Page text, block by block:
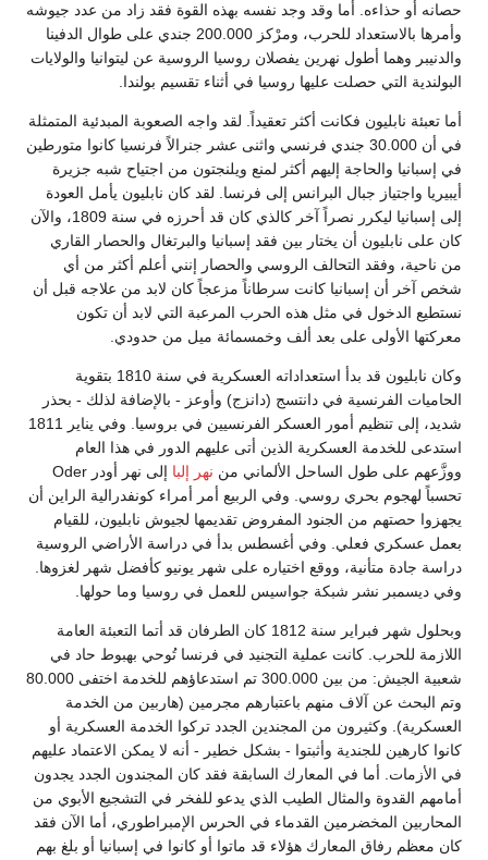
حصانه أو حذاءه. أما وقد وجد نفسه بهذه القوة فقد زاد من عدد جيوشه
وأمرها بالاستعداد للحرب، ومرْكز 200.000 جندي على طوال الدفينا
والدنيبر وهما أطول نهرين يفصلان روسيا الروسية عن ليتوانيا والولايات
البولندية التي حصلت عليها روسيا في أثناء تقسيم بولندا.
أما تعبئة نابليون فكانت أكثر تعقيداً. لقد واجه الصعوبة المبدئية المتمثلة
في أن 30.000 جندي فرنسي واثنى عشر جنرالاً فرنسيا كانوا متورطين
في إسبانيا والحاجة إليهم أكثر لمنع ويلنجتون من اجتياح شبه جزيرة
أيبيريا واجتياز جبال البرانس إلى فرنسا. لقد كان نابليون يأمل العودة
إلى إسبانيا ليكرر نصراً آخر كالذي كان قد أحرزه في سنة 1809، والآن
كان على نابليون أن يختار بين فقد إسبانيا والبرتغال والحصار القاري
من ناحية، وفقد التحالف الروسي والحصار إنني أعلم أكثر من أي
شخص آخر أن إسبانيا كانت سرطاناً مزعجاً كان لابد من علاجه قبل أن
نستطيع الدخول في مثل هذه الحرب المرعبة التي لابد أن تكون
معركتها الأولى على بعد ألف وخمسمائة ميل من حدودي.
وكان نابليون قد بدأ استعداداته العسكرية في سنة 1810 بتقوية
الحاميات الفرنسية في دانتسج (دانزج) وأوعز - بالإضافة لذلك - بحذر
شديد، إلى تنظيم أمور العسكر الفرنسيين في بروسيا. وفي يناير 1811
استدعى للخدمة العسكرية الذين أتى عليهم الدور في هذا العام
ووزَّعهم على طول الساحل الألماني من نهر إلبا
إلى نهر أودر Oder
تحسباً لهجوم بحري روسي. وفي الربيع أمر أمراء كونفدرالية الراين أن
يجهزوا حصتهم من الجنود المفروض تقديمها لجيوش نابليون، للقيام
بعمل عسكري فعلي. وفي أغسطس بدأ في دراسة الأراضي الروسية
دراسة جادة متأنية، ووقع اختياره على شهر يونيو كأفضل شهر لغزوها.
وفي ديسمبر نشر شبكة جواسيس للعمل في روسيا وما حولها.
وبحلول شهر فبراير سنة 1812 كان الطرفان قد أتما التعبئة العامة
اللازمة للحرب. كانت عملية التجنيد في فرنسا تُوحي بهبوط حاد في
شعبية الجيش: من بين 300.000 تم استدعاؤهم للخدمة اختفى 80.000
وتم البحث عن آلاف منهم باعتبارهم مجرمين (هاربين من الخدمة
العسكرية). وكثيرون من المجندين الجدد تركوا الخدمة العسكرية أو
كانوا كارهين للجندية وأثبتوا - بشكل خطير - أنه لا يمكن الاعتماد عليهم
في الأزمات. أما في المعارك السابقة فقد كان المجندون الجدد يجدون
أمامهم القدوة والمثال الطيب الذي يدعو للفخر في التشجيع الأبوي من
المحاربين المخضرمين القدماء في الحرس الإمبراطوري، أما الآن فقد
كان معظم رفاق المعارك هؤلاء قد ماتوا أو كانوا في إسبانيا أو بلغ بهم